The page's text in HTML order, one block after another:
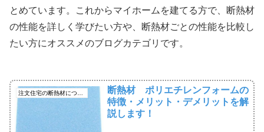
とめています。これからマイホームを建てる方で、断熱材
の性能を詳しく学びたい方や、断熱材ごとの性能を比較し
たい方にオススメのブログカテゴリです。
注文住宅の断熱材について
断熱材 ポリエチレンフォームの
特徴・メリット・デメリットを解
説します！